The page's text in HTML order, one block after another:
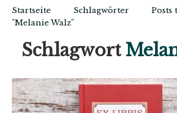
Startseite Schlagwörter
Posts
"Melanie Walz"
Schlagwort